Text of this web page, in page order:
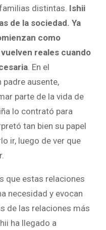
distintas. Ishii
de la sociedad. Ya
como
reales cuando
. En el
ausente,
parte de la vida de
lo contrató para
tan bien su papel
ir, luego de ver que
que estas relaciones
necesidad y evocan
de las relaciones más
ha llegado a